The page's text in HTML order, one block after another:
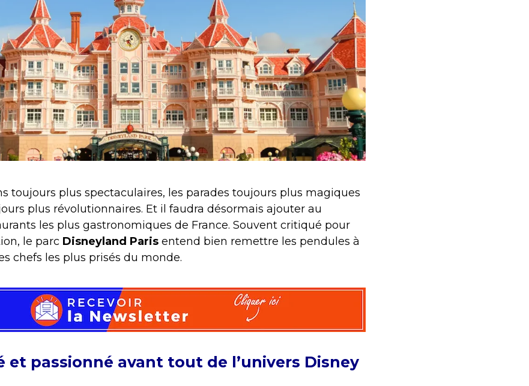
toujours plus spectaculaires, les parades toujours plus magiques
plus révolutionnaires. Et il faudra désormais ajouter au
les plus gastronomiques de France. Souvent critiqué pour
le parc Disneyland Paris entend bien remettre les pendules à
chefs les plus prisés du monde.
et passionné avant tout de l’univers Disney